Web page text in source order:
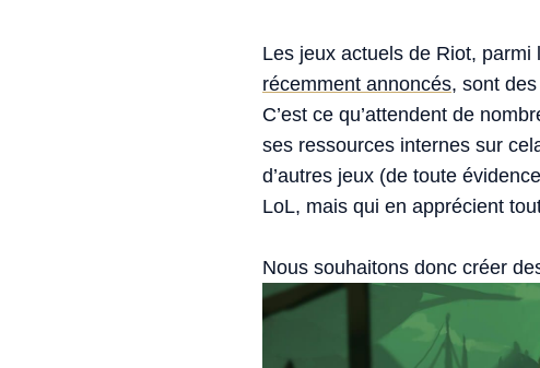
Les jeux actuels de Riot,
récemment annoncés, sont
C’est ce qu’attendent de
ses ressources internes sur
d’autres jeux (de toute
LoL, mais qui en apprécient
Nous souhaitons donc créer